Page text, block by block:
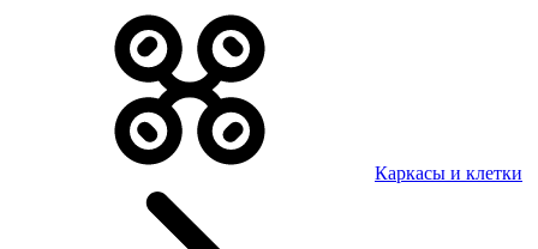
Каркасы и клетки